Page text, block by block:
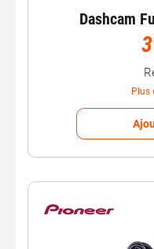
Dashcam
Plus